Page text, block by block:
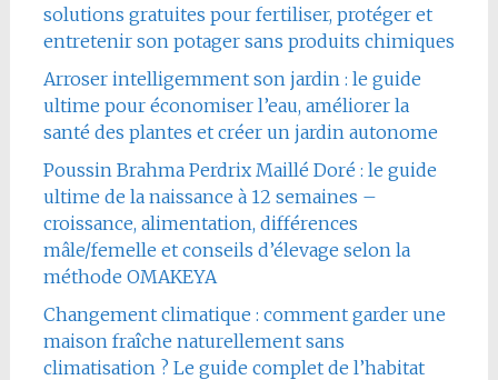
solutions gratuites pour fertiliser, protéger et
entretenir son potager sans produits chimiques
Arroser intelligemment son jardin : le guide
ultime pour économiser l’eau, améliorer la
santé des plantes et créer un jardin autonome
Poussin Brahma Perdrix Maillé Doré : le guide
ultime de la naissance à 12 semaines –
croissance, alimentation, différences
mâle/femelle et conseils d’élevage selon la
méthode OMAKEYA
Changement climatique : comment garder une
maison fraîche naturellement sans
climatisation ? Le guide complet de l’habitat